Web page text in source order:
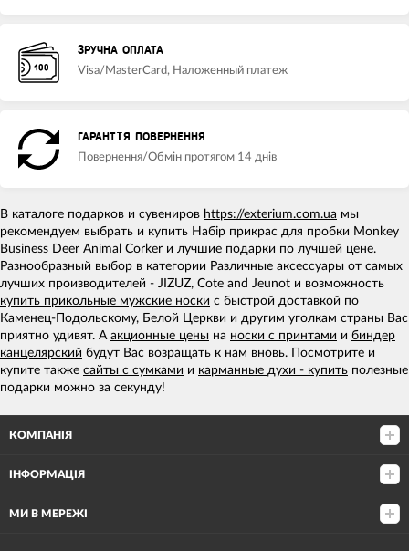
ЗРУЧНА ОПЛАТА
Visa/MasterCard, Наложенный платеж
ГАРАНТІЯ ПОВЕРНЕННЯ
Повернення/Обмін протягом 14 днів
В каталоге подарков и сувениров https://exterium.com.ua мы
рекомендуем выбрать и купить Набір прикрас для пробки Monkey
Business Deer Animal Corker и лучшие подарки по лучшей цене.
Разнообразный выбор в категории Различные аксессуары от самых
лучших производителей - JIZUZ, Cote and Jeunot и возможность
купить прикольные мужские носки с быстрой доставкой по
Каменец-Подольскому, Белой Церкви и другим уголкам страны Вас
приятно удивят. А акционные цены на носки с принтами и биндер
канцелярский будут Вас возращать к нам вновь. Посмотрите и
купите также сайты с сумками и карманные духи - купить полезные
подарки можно за секунду!
КОМПАНІЯ
ІНФОРМАЦІЯ
МИ В МЕРЕЖІ